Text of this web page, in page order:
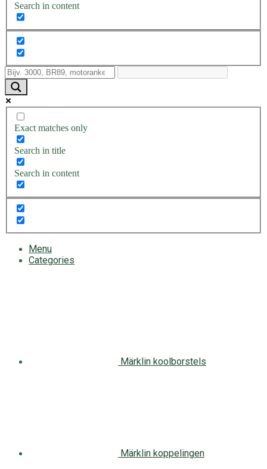
Search in content
Exact matches only
Search in title
Search in content
Menu
Categories
Märklin koolborstels
Märklin koppelingen